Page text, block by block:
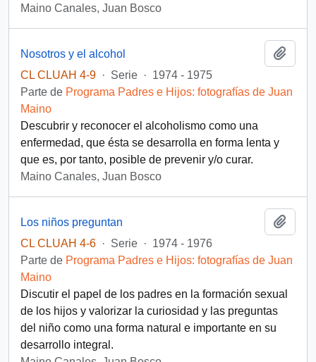
Maino Canales, Juan Bosco
Nosotros y el alcohol
CL CLUAH 4-9 · Serie · 1974 - 1975
Parte de Programa Padres e Hijos: fotografías de Juan
Maino
Descubrir y reconocer el alcoholismo como una
enfermedad, que ésta se desarrolla en forma lenta y
que es, por tanto, posible de prevenir y/o curar.
Maino Canales, Juan Bosco
Los niños preguntan
CL CLUAH 4-6 · Serie · 1974 - 1976
Parte de Programa Padres e Hijos: fotografías de Juan
Maino
Discutir el papel de los padres en la formación sexual
de los hijos y valorizar la curiosidad y las preguntas
del niño como una forma natural e importante en su
desarrollo integral.